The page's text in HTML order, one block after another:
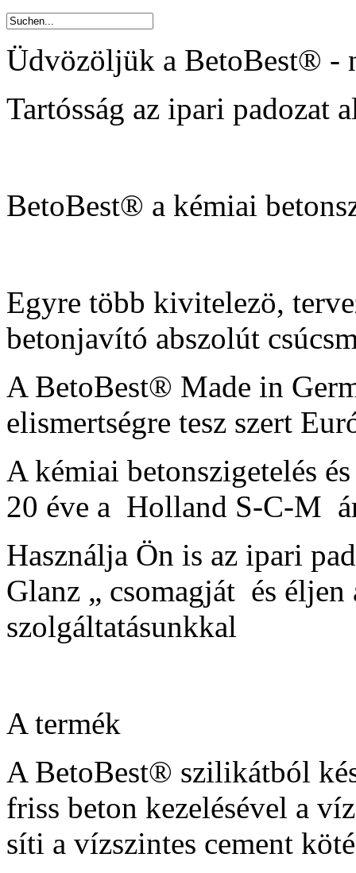
Üdvözöljük a BetoBest® -
Tartósság az ipari padozat
BetoBest® a kémiai
Egyre több kivitelezö,
betonjavító abszolút
A BetoBest® Made in
elismertségre tesz szert
A kémiai betonszigetelés
20 éve a Holland S-C-M
Használja Ön is az ipari
Glanz „ csomagját és
szolgáltatásunkkal
A termék
A BetoBest® szilikátból
friss beton kezelésével a
síti a vízszintes cement